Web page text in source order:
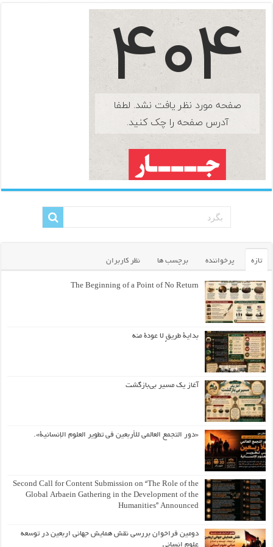
تازه پرخواننده برچسب ها نظر کاربران
The Beginning of a Point of No Return
بداية طريقٍ لا عودة منه
آغاز یک مسیر بی‌بازگشت
«دور التجمع العالمي للأربعين في تطوير العلوم الإنسانية».
Second Call for Content Submission on “The Role of the
Global Arbaein Gathering in the Development of the
Humanities” Announced
دومین فراخوان بررسی نقش همایش جهانی اربعین در توسعه
علوم انسانی